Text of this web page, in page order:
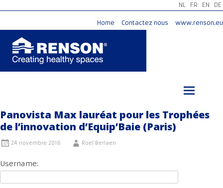
NL FR EN DE
Home Contactez nous www.renson.eu
Panovista Max lauréat pour les Trophées
de l’innovation d’Equip’Baie (Paris)
24 novembre 2016 Roel Berlaen
Username: